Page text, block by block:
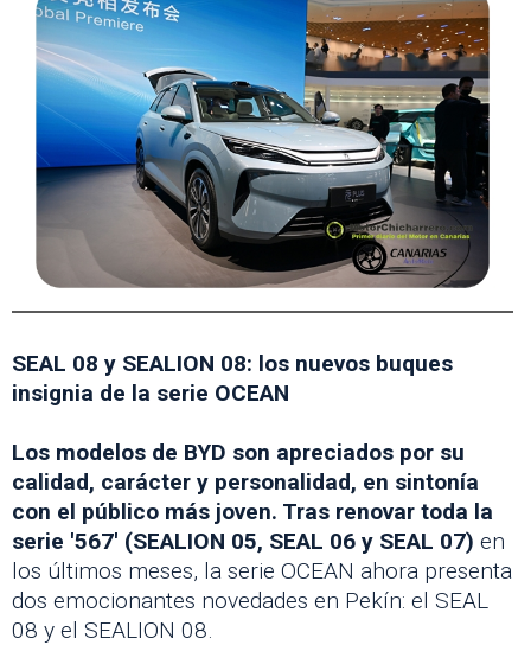
SEAL 08 y SEALION 08: los nuevos buques
insignia de la serie OCEAN
Los modelos de BYD son apreciados por su
calidad, carácter y personalidad, en sintonía
con el público más joven. Tras renovar toda la
serie '567' (SEALION 05, SEAL 06 y SEAL 07) en
los últimos meses, la serie OCEAN ahora presenta
dos emocionantes novedades en Pekín: el SEAL
08 y el SEALION 08.